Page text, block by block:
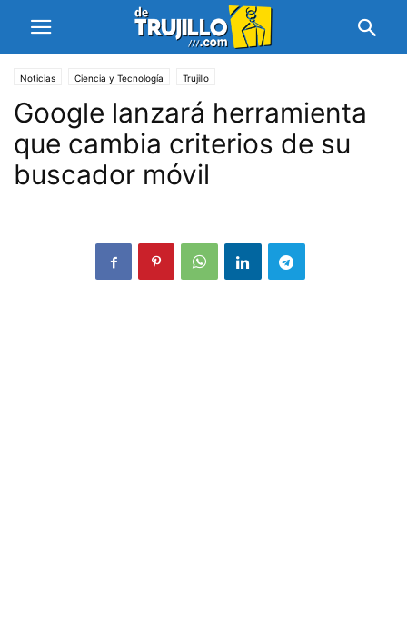
Noticias Ciencia y Tecnología Trujillo
Google lanzará herramienta
que cambia criterios de su
buscador móvil